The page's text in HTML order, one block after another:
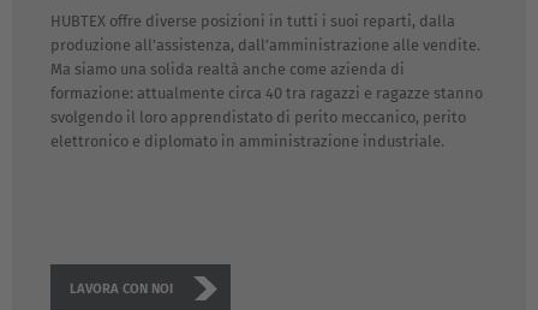
HUBTEX offre diverse posizioni in tutti i suoi reparti, dalla
produzione all’assistenza, dall’amministrazione alle vendite.
Ma siamo una solida realtà anche come azienda di
formazione: attualmente circa 40 tra ragazzi e ragazze stanno
svolgendo il loro apprendistato di perito meccanico, perito
elettronico e diplomato in amministrazione industriale.
LAVORA CON NOI